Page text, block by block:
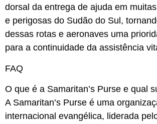
dorsal da entrega de ajuda em
e perigosas do Sudão do Sul,
dessas rotas e aeronaves uma
para a continuidade da assistência
FAQ
O que é a Samaritan’s Purse e qual
A Samaritan’s Purse é uma
internacional evangélica, liderada